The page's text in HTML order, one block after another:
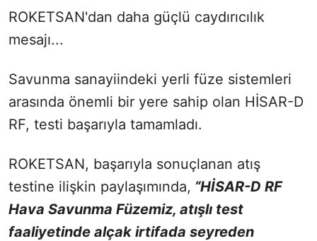
ROKETSAN'dan daha güçlü caydırıcılık
mesajı...
Savunma sanayiindeki yerli füze sistemleri
arasında önemli bir yere sahip olan HİSAR-D
RF, testi başarıyla tamamladı.
ROKETSAN, başarıyla sonuçlanan atış
testine ilişkin paylaşımında, “HİSAR-D RF
Hava Savunma Füzemiz, atışlı test
faaliyetinde alçak irtifada seyreden